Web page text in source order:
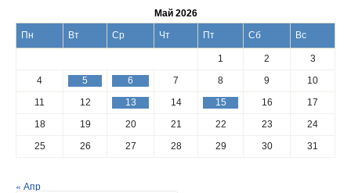
Май 2026
Пн
Вт Ср Чт Пт Сб Вс
1 2
3
4
5 6 7 8 9
10
11
12 13 14 15 16
17
18
19 20 21 22 23
24
25
26 27 28 29 30 31
« Апр